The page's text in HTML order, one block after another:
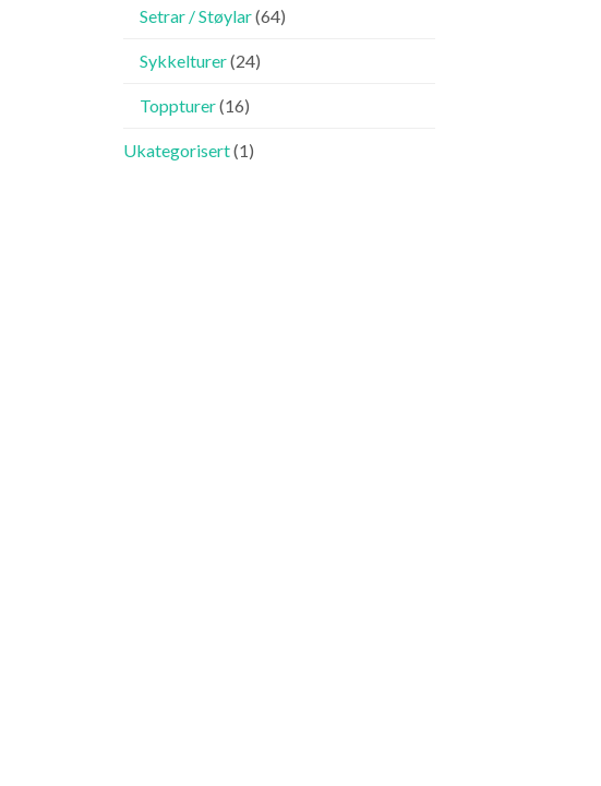
Setrar / Støylar(64)
Sykkelturer(24)
Toppturer(16)
Ukategorisert(1)